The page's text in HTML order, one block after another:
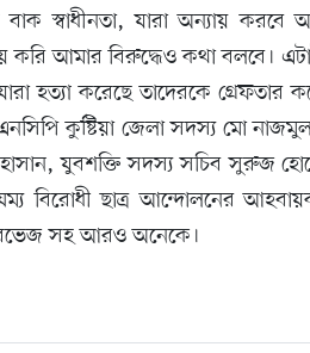
স্বাধীনতা, যারা অন্যায় করবে
করি আমার বিরুদ্ধেও কথা বলবে।
হত্যা করেছে তাদেরকে
কুষ্টিয়া জেলা সদস্য মো
যুবশক্তি সদস্য সচিব সুরুজ
বিরোধী ছাত্র আন্দোলনের
সহ আরও অনেকে।